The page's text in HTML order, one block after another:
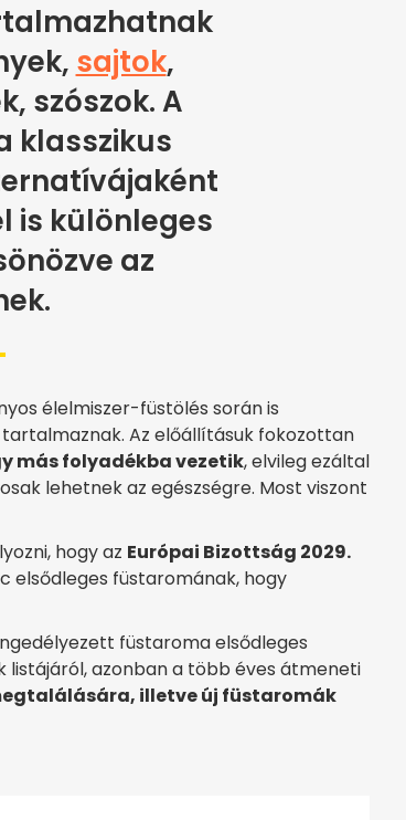
sajtok,
szószok. A
klasszikus
is különleges
az
élelmiszer-füstölés során is
Az előállításuk fokozottan
más folyadékba vezetik, elvileg ezáltal
lehetnek az egészségre. Most viszont
hogy az Európai Bizottság 2029.
elsődleges füstaromának, hogy
füstaroma elsődleges
azonban a több éves átmeneti
illetve új füstaromák